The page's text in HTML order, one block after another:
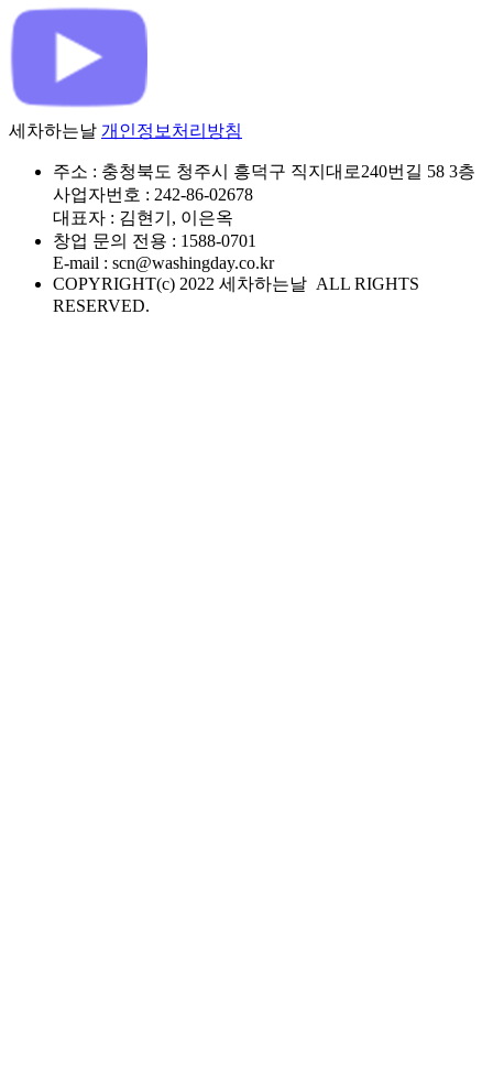
세차하는날 개인정보처리방침
주소 : 충청북도 청주시 흥덕구 직지대로240번길 58 3층
사업자번호 : 242-86-02678
대표자 : 김현기, 이은옥
창업 문의 전용 : 1588-0701
E-mail : scn@washingday.co.kr
COPYRIGHT(c) 2022 세차하는날 ALL RIGHTS
RESERVED.